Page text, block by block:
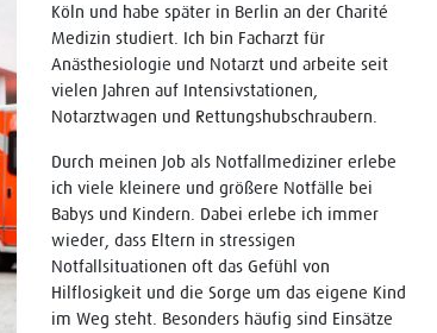
Köln und habe später in Berlin an der Charité
Medizin studiert. Ich bin Facharzt für
Anästhesiologie und Notarzt und arbeite seit
vielen Jahren auf Intensivstationen,
Notarztwagen und Rettungshubschraubern.
Durch meinen Job als Notfallmediziner erlebe
ich viele kleinere und größere Notfälle bei
Babys und Kindern. Dabei erlebe ich immer
wieder, dass Eltern in stressigen
Notfallsituationen oft das Gefühl von
Hilflosigkeit und die Sorge um das eigene Kind
im Weg steht. Besonders häufig sind Einsätze